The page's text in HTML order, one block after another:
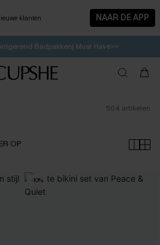
klanten NAAR DE APP
| Tot 50% korting>>
Badpakken| Must Have>>
& ontvang tot 15% korting>>
15% korting | CODE: SW15
504 artikelen
OP
-10%